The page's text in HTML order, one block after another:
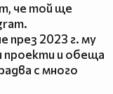
че той ще
през 2023 г. му
проекти и обеща
с много